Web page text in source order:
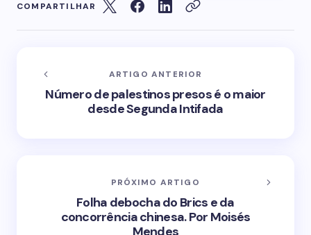
COMPARTILHAR
ARTIGO ANTERIOR
Número de palestinos presos é o maior
desde Segunda Intifada
PRÓXIMO ARTIGO
Folha debocha do Brics e da
concorrência chinesa. Por Moisés
Mendes